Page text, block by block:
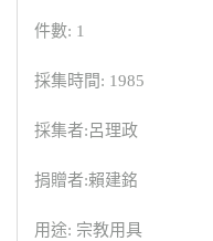
件數: 1
採集時間: 1985
採集者:呂理政
捐贈者:賴建銘
用途: 宗教用具